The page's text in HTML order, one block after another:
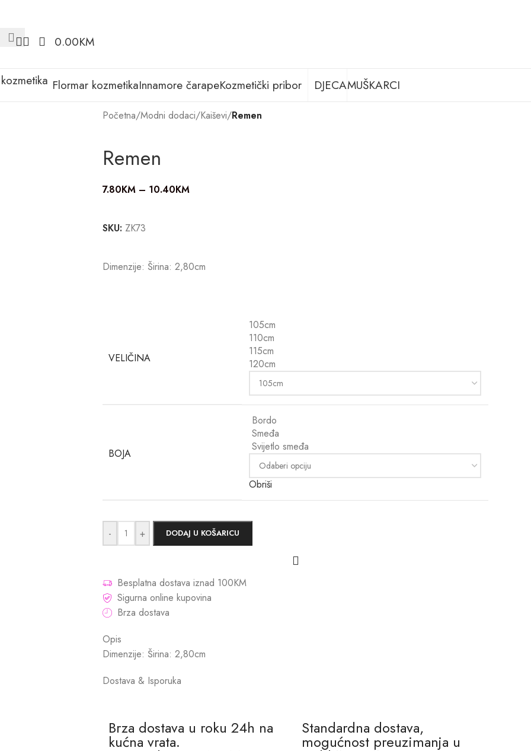
0.00KM
Flormar kozmetikaInnamore čarapeKozmetički pribor DJECAMUŠKARCI
Početna/Modni dodaci/Kaiševi/Remen
Remen
7.80KM – 10.40KM
SKU: ZK73
Dimenzije: Širina: 2,80cm
VELIČINA
105cm
110cm
115cm
120cm
BOJA
Bordo
Smeđa
Svijetlo smeđa
Obriši
- + DODAJ U KOŠARICU
Besplatna dostava iznad 100KM
Sigurna online kupovina
Brza dostava
Opis
Dimenzije: Širina: 2,80cm
Dostava & Isporuka
Brza dostava u roku 24h na
kućna vrata.
Standardna dostava,
mogućnost preuzimanja u